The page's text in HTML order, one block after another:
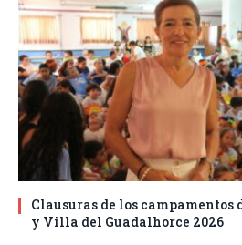
Clausuras de los
y Villa del Guadalhorce 2026